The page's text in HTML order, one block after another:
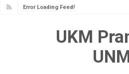
Error Loading Feed!
UKM